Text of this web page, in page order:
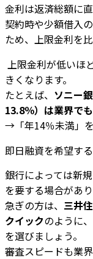
金利は返済総額に
契約時や少額借入
ため、上限金利を
上限金利が低いほ
きくなります。
たとえば、 ソニー
13.8％）は業界で
→「年14％未満」
即日融資を希望す
銀行によっては新
を要する場合があり
急ぎの方は、 三井
クイックのように
を選びましょう。
審査スピードも業